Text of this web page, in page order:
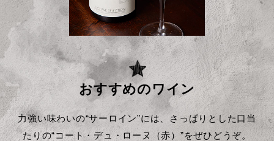
おすすめのワイン
力強い味わいの“サーロイン”には、さっぱりとした口当
たりの“コート・デュ・ローヌ（赤）”をぜひどうぞ。